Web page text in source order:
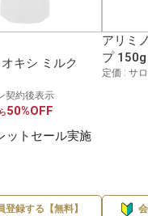
キシ ミルク
契約後表示
50%OFF
ットセール実施
登録する【無料】
アリミ
プ 150g
定価 : サ